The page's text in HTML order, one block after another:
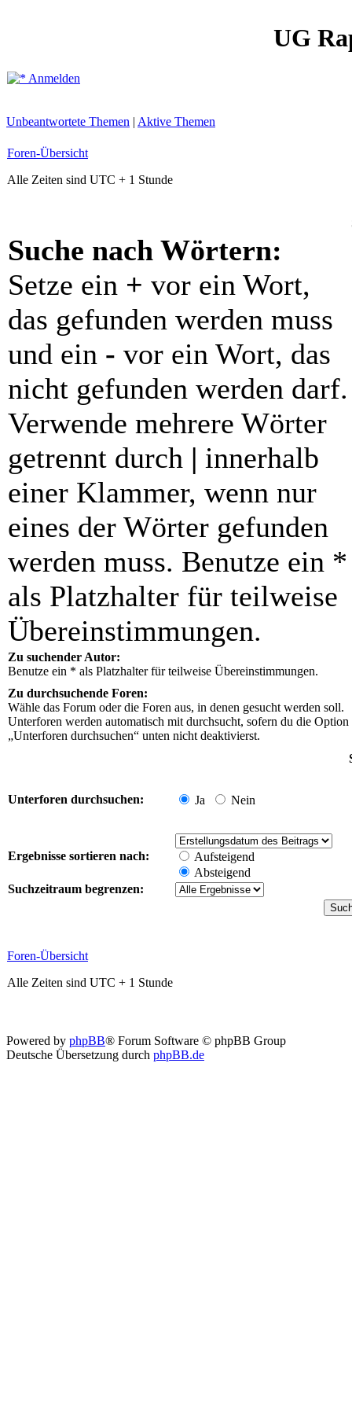
UG
Anmelden
Unbeantwortete Themen | Aktive Themen
Foren-Übersicht
Alle Zeiten sind UTC + 1 Stunde
Suche nach Wörtern:
Setze ein + vor ein Wort,
das gefunden werden muss
und ein - vor ein Wort, das
nicht gefunden werden darf.
Verwende mehrere Wörter
getrennt durch | innerhalb
einer Klammer, wenn nur
eines der Wörter gefunden
werden muss. Benutze ein *
als Platzhalter für teilweise
Übereinstimmungen.
Zu suchender Autor:
Benutze ein * als Platzhalter für teilweise Übereinstimmungen.
Zu durchsuchende Foren:
Wähle das Forum oder die Foren aus, in denen gesucht werden soll.
Unterforen werden automatisch mit durchsucht, sofern du die Option
„Unterforen durchsuchen“ unten nicht deaktivierst.
Unterforen durchsuchen: Ja Nein
Ergebnisse sortieren nach:
Aufsteigend
Absteigend
Suchzeitraum begrenzen:
Foren-Übersicht
Alle Zeiten sind UTC + 1 Stunde
Powered by phpBB® Forum Software © phpBB Group
Deutsche Übersetzung durch phpBB.de